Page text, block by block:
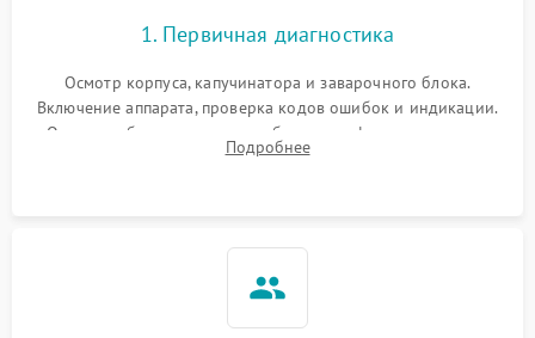
1. Первичная диагностика
Осмотр корпуса, капучинатора и заварочного блока.
Включение аппарата, проверка кодов ошибок и индикации.
Оценка работы помпы, термоблока и кофемолки на слух.
Измерение температуры и давления воды для выявления
Подробнее